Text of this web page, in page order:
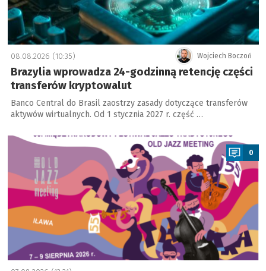
Wojciech Boczoń
08.08.2026 (10:35)
Brazylia wprowadza 24-godzinną retencję części
transferów kryptowalut
Banco Central do Brasil zaostrzy zasady dotyczące transferów
aktywów wirtualnych. Od 1 stycznia 2027 r. część …
a
0